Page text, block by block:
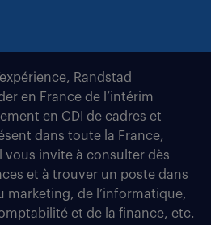
Randstad
en France de l’intérim
en CDI de cadres et
dans toute la France,
vous invite à consulter dès
et à trouver un poste dans
marketing, de l’informatique,
et de la finance, etc.